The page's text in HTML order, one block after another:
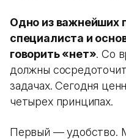
Одно из важнейших
специалиста и
говорить «нет». Со
должны
задачах. Сегодня
четырех принципах.
Первый — удобство.